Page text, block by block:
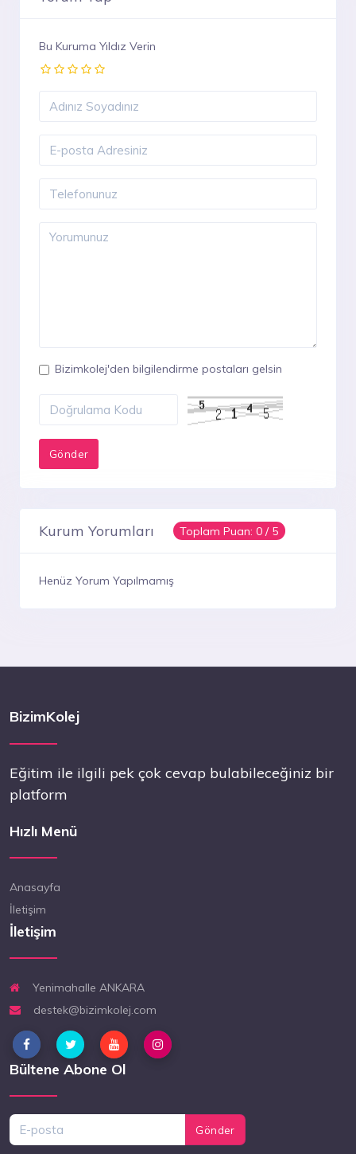
Bu Kuruma Yıldız Verin
Bizimkolej'den bilgilendirme postaları gelsin
Kurum Yorumları Toplam Puan:0 / 5
Henüz Yorum Yapılmamış
BizimKolej
Eğitim ile ilgili pek çok cevap bulabileceğiniz bir
platform
Hızlı Menü
Anasayfa
İletişim
İletişim
Yenimahalle ANKARA
destek@bizimkolej.com
Bültene Abone Ol
Gönder